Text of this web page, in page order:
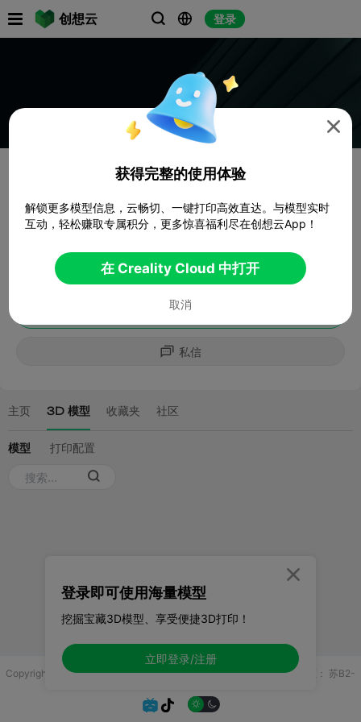
创想云   登录
Copyright © 2025 无锡控博科技有限公司 版权所有增值电信业务许可证： 苏B2-
 
登录即可使用海量模型
挖掘宝藏3D模型、享受便捷3D打印！
立即登录/注册


获得完整的使用体验
解锁更多模型信息，云畅切、一键打印高效直达。与模型实时
互动，轻松赚取专属积分，更多惊喜福利尽在创想云App！
在 Creality Cloud 中打开
取消